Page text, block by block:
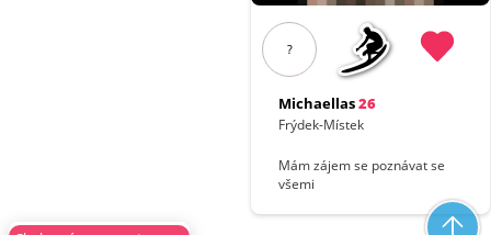
?
Michaellas26
Frýdek-Místek
Mám zájem se poznávat se
všemi